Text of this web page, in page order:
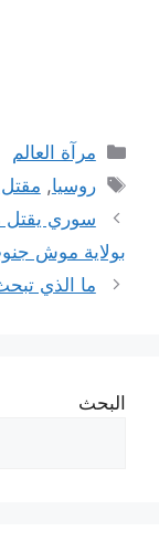
التصنيفات
مرآة العالم
الوسوم
روسيا,
سوري يقتل
بولاية موش
ما الذي
البحث